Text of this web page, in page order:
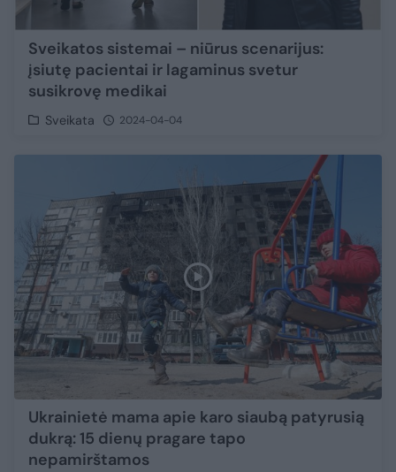
Sveikatos sistemai – niūrus scenarijus:
įsiutę pacientai ir lagaminus svetur
susikrovę medikai
Sveikata 2024-04-04
Ukrainietė mama apie karo siaubą patyrusią
dukrą: 15 dienų pragare tapo
nepamirštamos